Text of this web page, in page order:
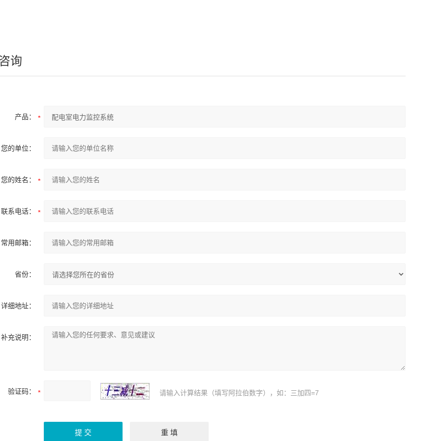
询
产品：
您的单位：
您的姓名：
联系电话：
常用邮箱：
省份：
详细地址：
补充说明：
验证码： 请输入计算结果（填写阿拉伯数字），如：三加四=7